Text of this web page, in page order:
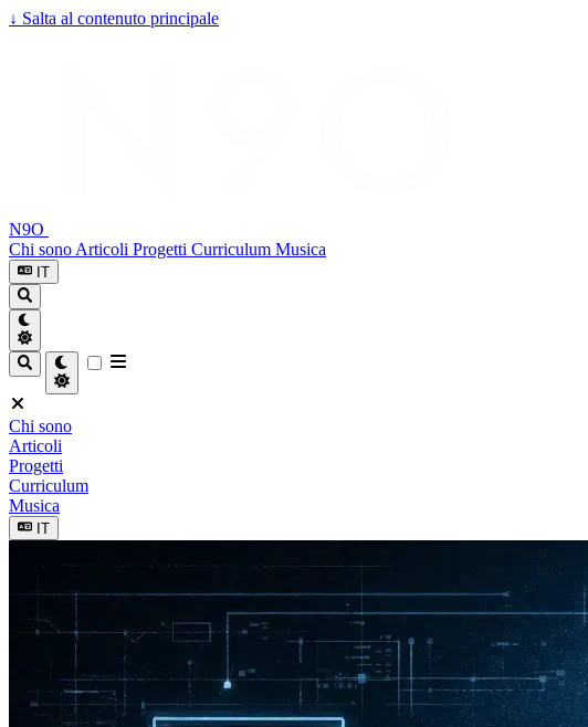
↓ Salta al contenuto principale
N9O
Chi sono Articoli Progetti Curriculum Musica
IT
Chi sono
Articoli
Progetti
Curriculum
Musica
IT